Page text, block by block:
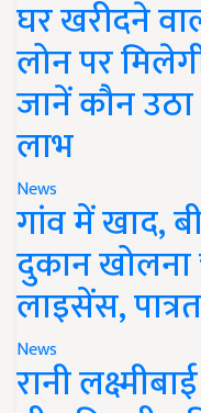
घर खरीदने
लोन पर
जानें कौन
लाभ
News
गांव में खाद,
दुकान खोलना
लाइसेंस,
News
रानी